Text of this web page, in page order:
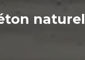
naturel